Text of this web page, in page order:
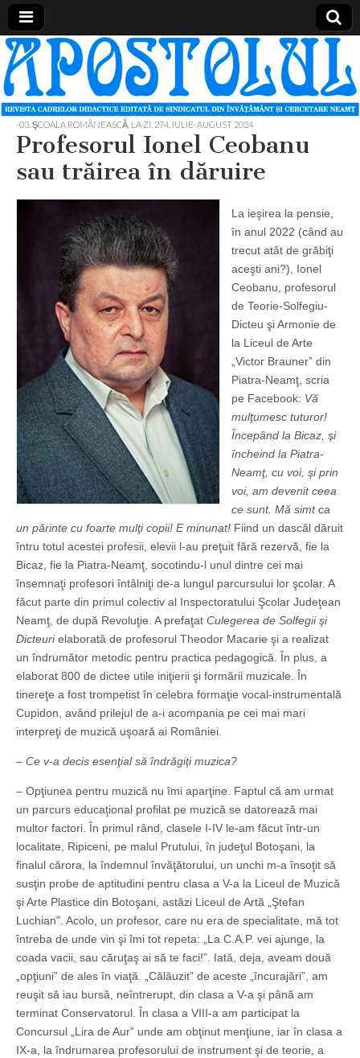
Apostolul
Revista
cadrelor
didactice
din
judetul
Neamt
-03. ŞCOALA ROMÂNEASCĂ, LA ZI 274, IULIE-AUGUST 2024
Profesorul Ionel Ceobanu
sau trăirea în dăruire
La ieşirea la pensie,
în anul 2022 (când au
trecut atât de grăbiţi
aceşti ani?), Ionel
Ceobanu, profesorul
de Teorie-Solfegiu-
Dicteu şi Armonie de
la Liceul de Arte
„Victor Brauner” din
Piatra-Neamţ, scria
pe Facebook: Vă
mulţumesc tuturor!
Începând la Bicaz, şi
încheind la Piatra-
Neamţ, cu voi, şi prin
voi, am devenit ceea
ce sunt. Mă simt ca
un părinte cu foarte mulţi copii! E minunat! Fiind un dascăl dăruit
întru totul acestei profesii, elevii l-au preţuit fără rezervă, fie la
Bicaz, fie la Piatra-Neamţ, socotindu-l unul dintre cei mai
însemnaţi profesori întâlniţi de-a lungul parcursului lor şcolar. A
făcut parte din primul colectiv al Inspectoratului Şcolar Judeţean
Neamţ, de după Revoluţie. A prefaţat Culegerea de Solfegii şi
Dicteurielaborată de profesorul Theodor Macarie şi a realizat
un îndrumător metodic pentru practica pedagogică. În plus, a
elaborat 800 de dictee utile iniţierii şi formării muzicale. În
tinereţe a fost trompetist în celebra formaţie vocal-instrumentală
Cupidon, având prilejul de a-i acompania pe cei mai mari
interpreţi de muzică uşoară ai României.
– Ce v-a decis esenţial să îndrăgiţi muzica?
– Opţiunea pentru muzică nu îmi aparţine. Faptul că am urmat
un parcurs educaţional profilat pe muzică se datorează mai
multor factori. În primul rând, clasele I-IV le-am făcut într-un
localitate, Ripiceni, pe malul Prutului, în judeţul Botoşani, la
finalul cărora, la îndemnul învăţătorului, un unchi m-a însoţit să
susţin probe de aptitudini pentru clasa a V-a la Liceul de Muzică
şi Arte Plastice din Botoşani, astăzi Liceul de Artă „Ştefan
Luchian”. Acolo, un profesor, care nu era de specialitate, mă tot
întreba de unde vin şi îmi tot repeta: „La C.A.P. vei ajunge, la
coada vacii, sau căruţaş ai să te faci!”. Iată, deja, aveam două
„opţiuni” de ales în viaţă. „Călăuzit” de aceste „încurajări”, am
reuşit să iau bursă, neîntrerupt, din clasa a V-a şi până am
terminat Conservatorul. În clasa a VIII-a am participat la
Concursul „Lira de Aur” unde am obţinut menţiune, iar în clasa a
IX-a, la îndrumarea profesorului de instrument şi de teorie, a